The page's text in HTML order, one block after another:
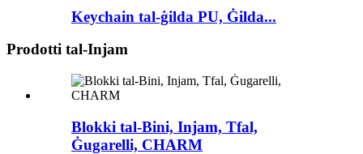
Keychain tal-ġilda PU, Ġilda...
Prodotti tal-Injam
Blokki tal-Bini, Injam, Tfal,
Ġugarelli, CHARM